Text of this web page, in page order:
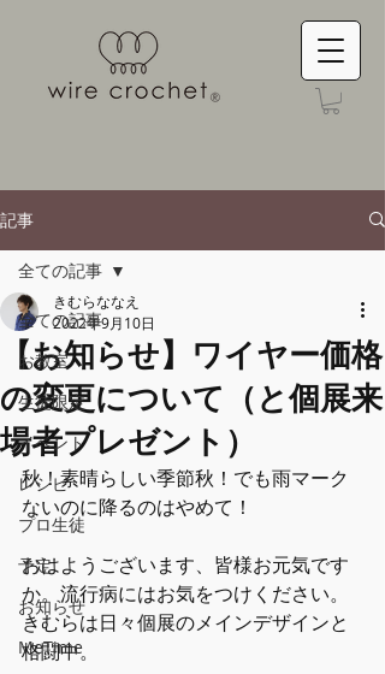
記事
全ての記事
お教室
生徒限定
イベント
レシピ
プロ生徒
予定
お知らせ
MeTime
全ての記事
【お知らせ】ワイヤー価格
の変更について（と個展来
場者プレゼント）
きむらななえ
2022年9月10日
秋！素晴らしい季節秋！でも雨マーク
ないのに降るのはやめて！
おはようございます、皆様お元気です
か。流行病にはお気をつけください。
きむらは日々個展のメインデザインと
格闘中。